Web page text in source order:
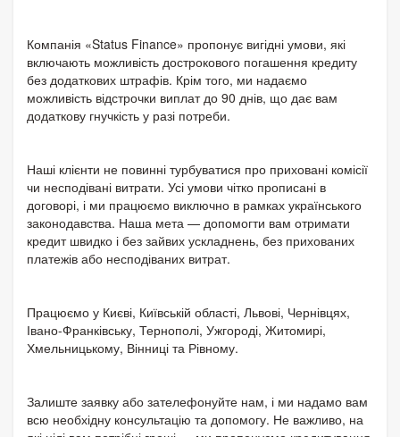
Компанія «Status Finance» пропонує вигідні умови, які
включають можливість дострокового погашення кредиту
без додаткових штрафів. Крім того, ми надаємо
можливість відстрочки виплат до 90 днів, що дає вам
додаткову гнучкість у разі потреби.
Наші клієнти не повинні турбуватися про приховані комісії
чи несподівані витрати. Усі умови чітко прописані в
договорі, і ми працюємо виключно в рамках українського
законодавства. Наша мета — допомогти вам отримати
кредит швидко і без зайвих ускладнень, без прихованих
платежів або несподіваних витрат.
Працюємо у Києві, Київській області, Львові, Чернівцях,
Івано-Франківську, Тернополі, Ужгороді, Житомирі,
Хмельницькому, Вінниці та Рівному.
Залиште заявку або зателефонуйте нам, і ми надамо вам
всю необхідну консультацію та допомогу. Не важливо, на